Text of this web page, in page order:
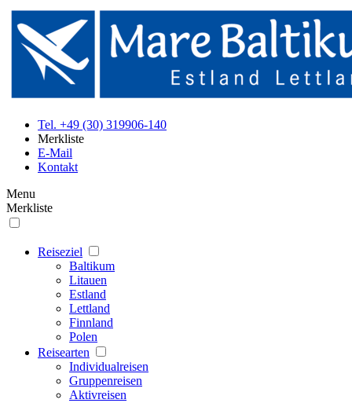
Tel. +49 (30) 319906-140
Merkliste
E-Mail
Kontakt
Menu
Merkliste
Reiseziel
Baltikum
Litauen
Estland
Lettland
Finnland
Polen
Reisearten
Individualreisen
Gruppenreisen
Aktivreisen